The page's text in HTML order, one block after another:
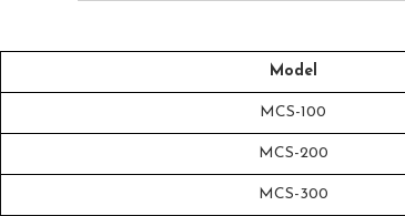
Model
MCS-100
MCS-200
MCS-300